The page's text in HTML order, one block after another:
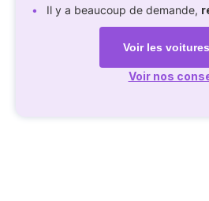
Il y a beaucoup de demande,
Voir les voitures
Voir nos